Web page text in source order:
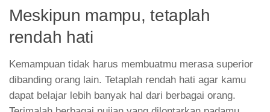
dapat belajar lebih banyak hal dari berbagai orang.
Terimalah berbagai pujian yang dilontarkan padamu
sebagai bahan bakar untuk menjadi orang yang lebih
baik. Jika perasaan sombong muncul, ingatlah bahwa di
atas langit masih ada langit. Dengan bersikap rendah
hati, orang-orang di sekitarmu akan lebih menghargai
dirimu dan kamu pun bisa lebih bahagia.